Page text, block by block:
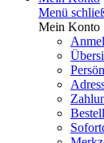
Menü
Mein Konto